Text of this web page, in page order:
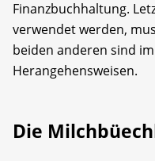
Finanzbuch­haltung.
verwendet werden,
beiden anderen sind
Herangehensweisen.
Die